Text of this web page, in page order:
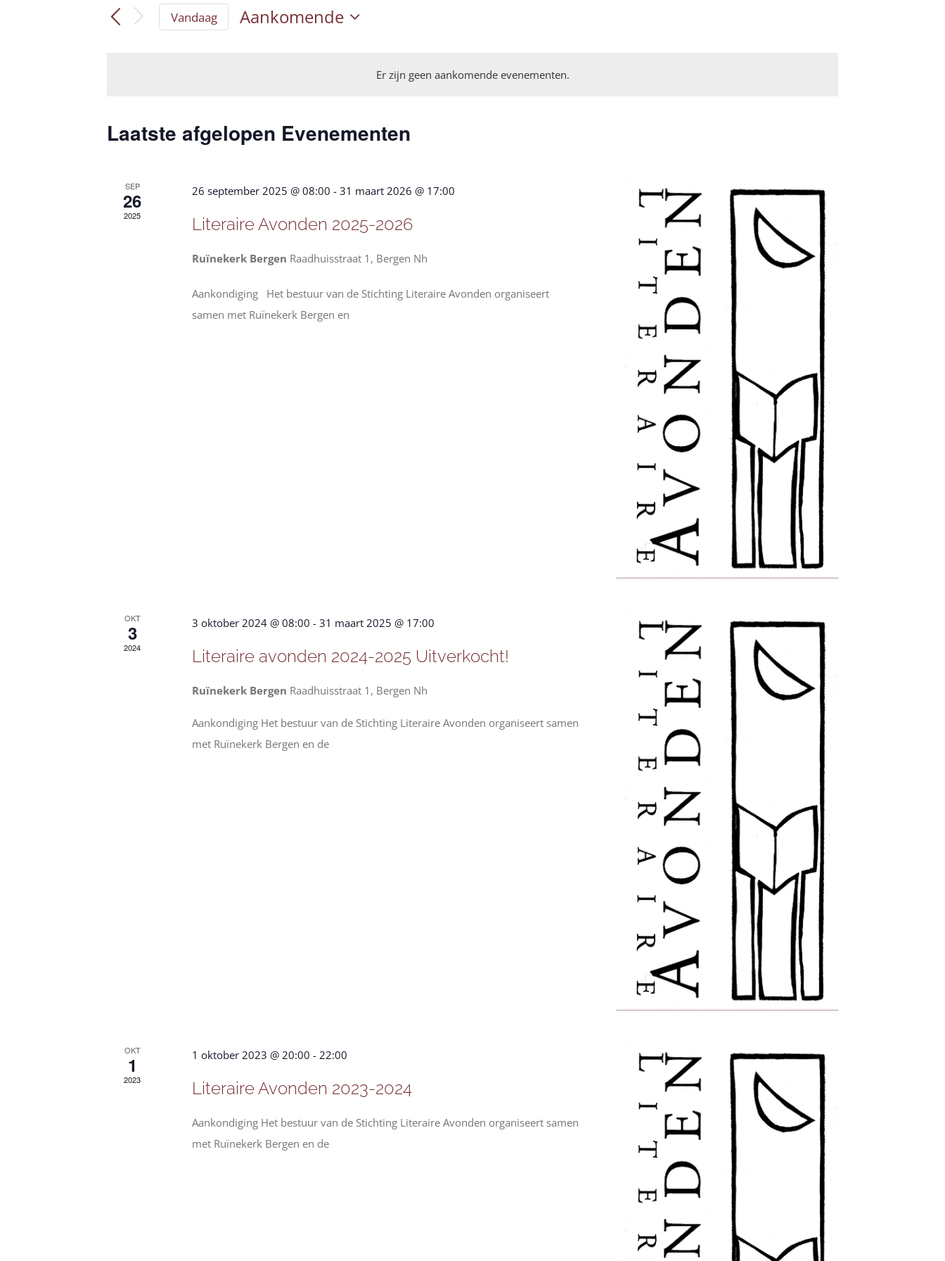
Er zijn geen aankomende evenementen.
en
keyword
in.
keyword.
Vandaag
Aankomende
Laatste afgelopen Evenementen
SEP
26
2025
26 september 2025 @ 08:00 - 31 maart 2026 @ 17:00
Literaire Avonden 2025-2026
Ruïnekerk Bergen Raadhuisstraat 1, Bergen Nh
Aankondiging Het bestuur van de Stichting Literaire Avonden organiseert
samen met Ruïnekerk Bergen en
OKT
3
2024
3 oktober 2024 @ 08:00 - 31 maart 2025 @ 17:00
Literaire avonden 2024-2025 Uitverkocht!
Ruïnekerk Bergen Raadhuisstraat 1, Bergen Nh
Aankondiging Het bestuur van de Stichting Literaire Avonden organiseert samen
met Ruïnekerk Bergen en de
OKT
1
2023
1 oktober 2023 @ 20:00 - 22:00
Literaire Avonden 2023-2024
Aankondiging Het bestuur van de Stichting Literaire Avonden organiseert samen
met Ruïnekerk Bergen en de